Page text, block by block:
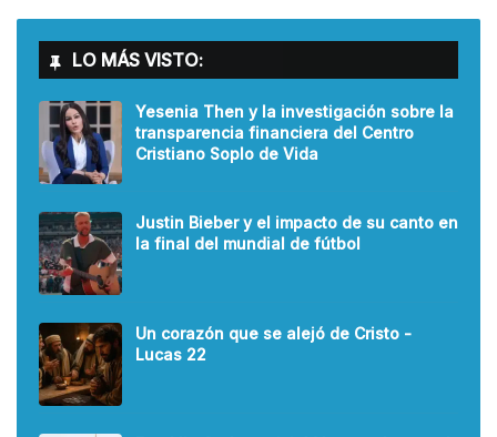
LO MÁS VISTO:
Yesenia Then y la investigación sobre la
transparencia financiera del Centro
Cristiano Soplo de Vida
Justin Bieber y el impacto de su canto en
la final del mundial de fútbol
Un corazón que se alejó de Cristo -
Lucas 22